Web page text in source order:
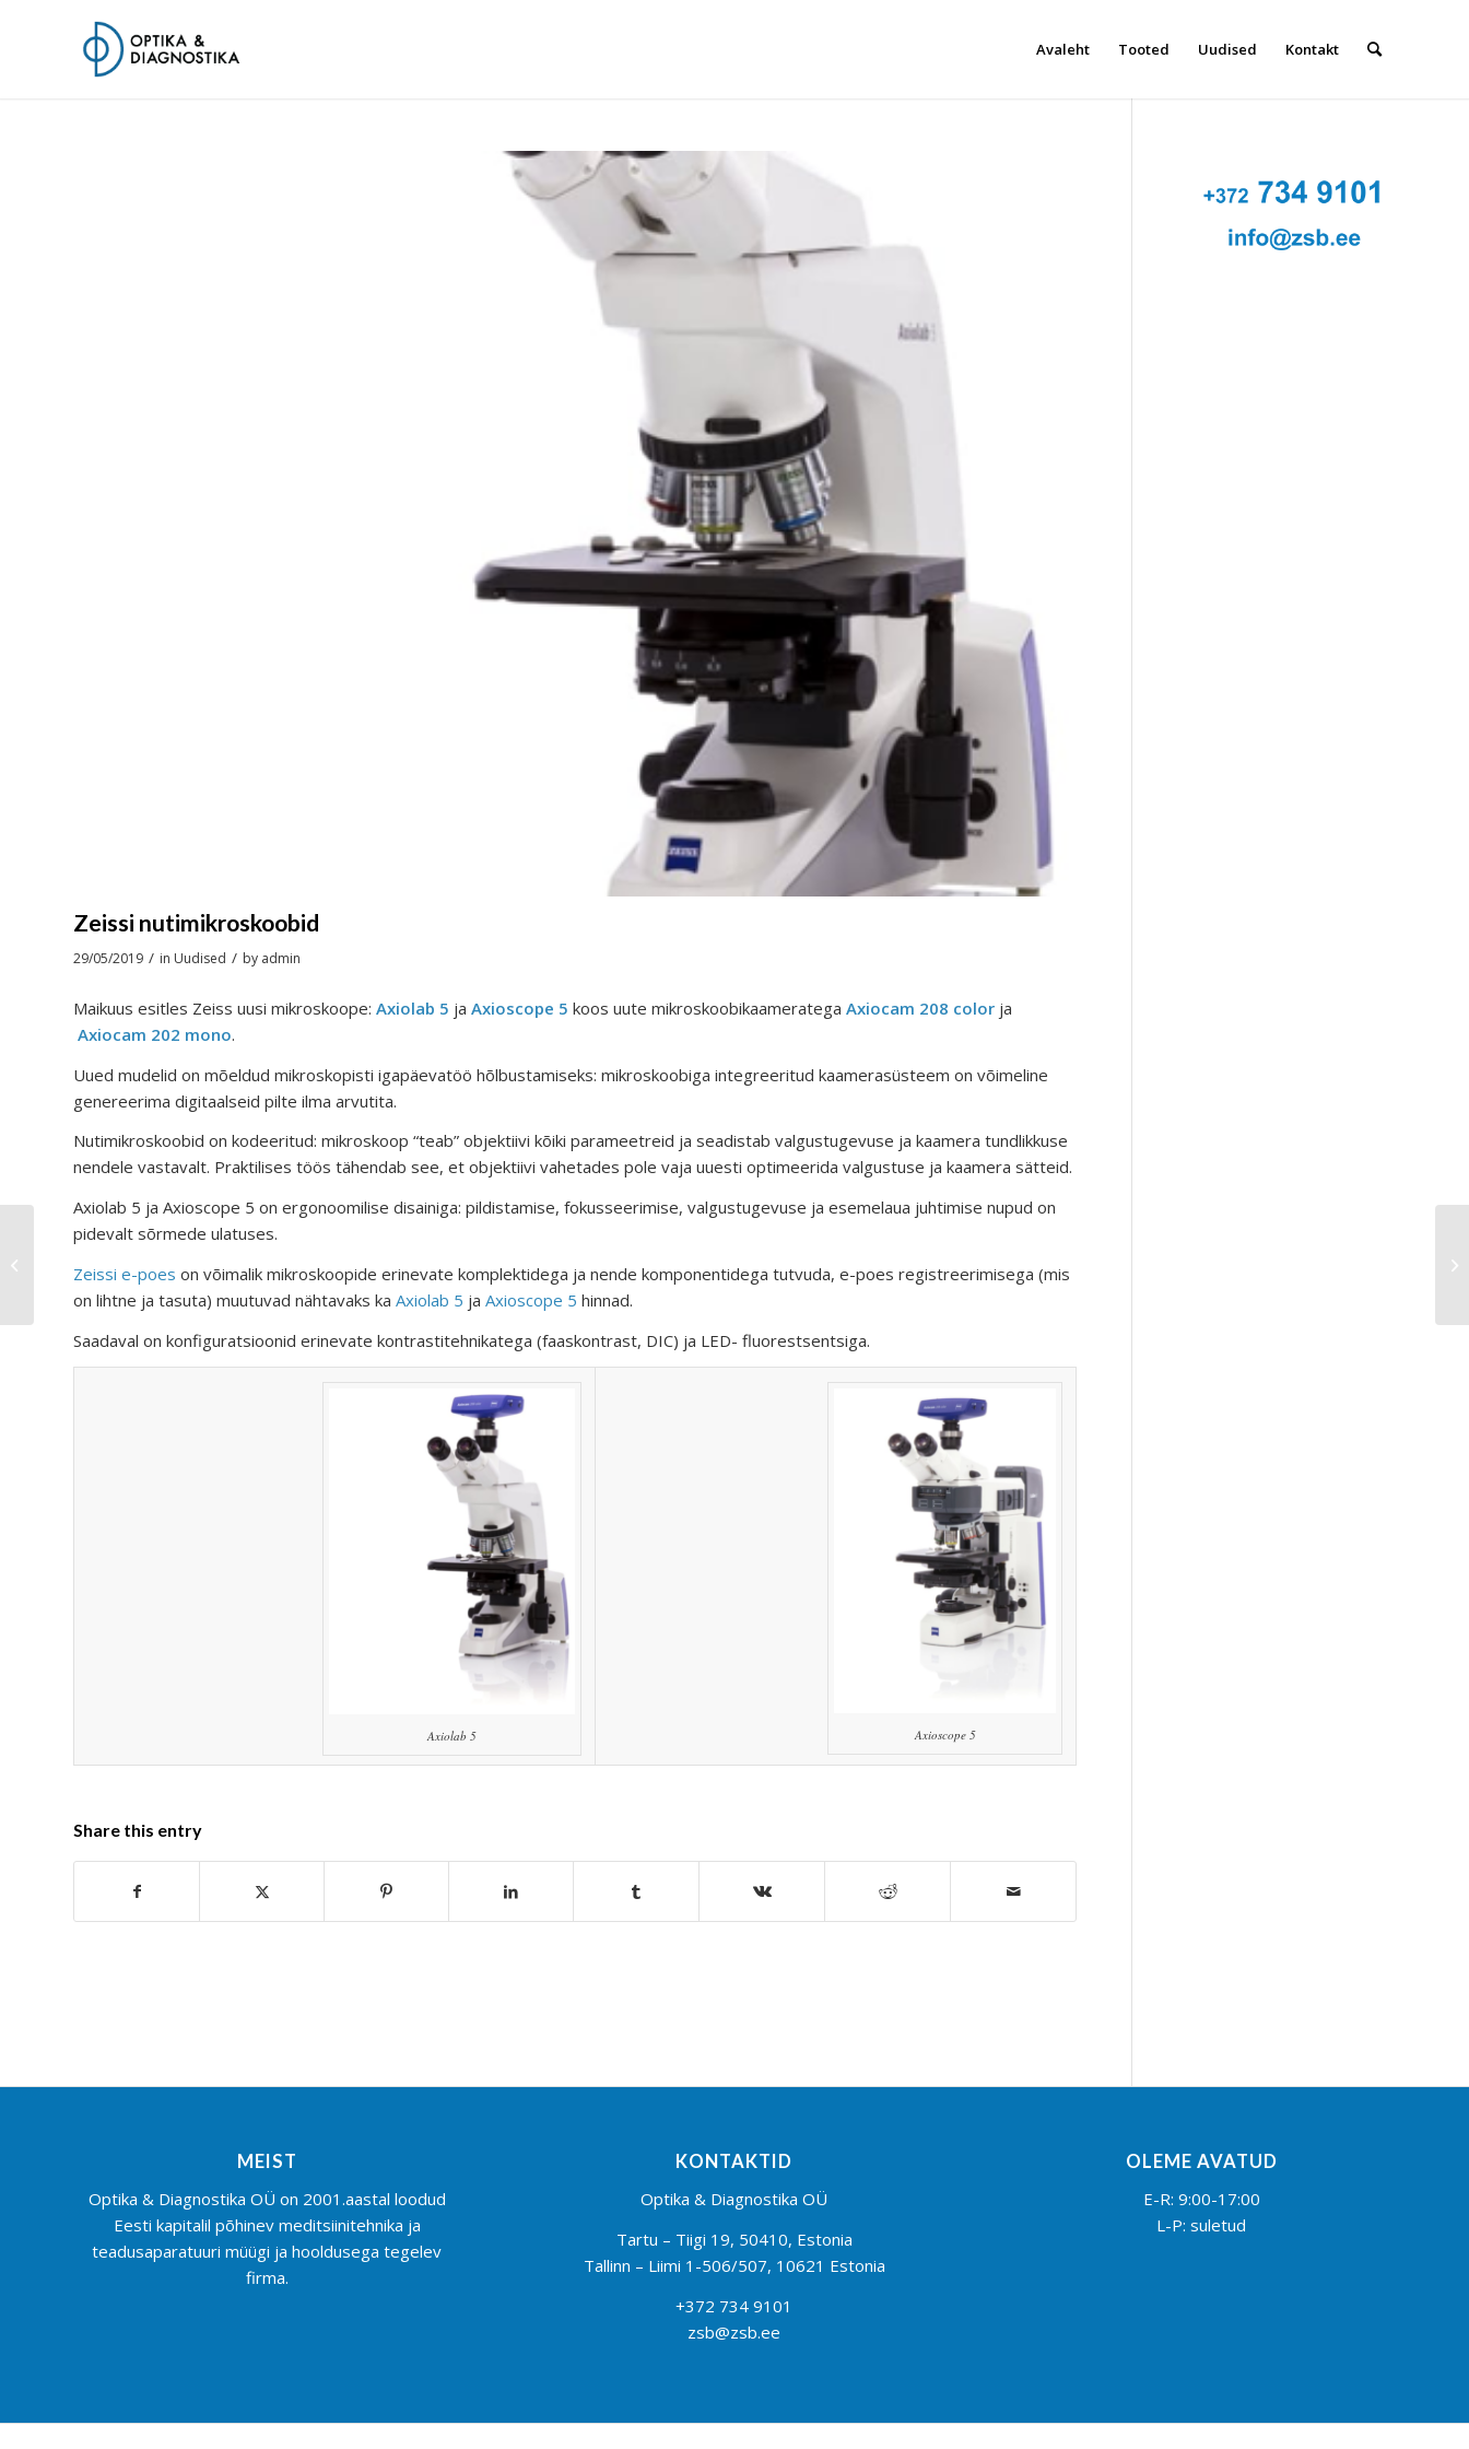
Avaleht Tooted Uudised Kontakt
Zeissi nutimikroskoobid
29/05/2019 / in Uudised / by admin
Maikuus esitles Zeiss uusi mikroskoope: Axiolab 5 ja Axioscope 5 koos uute mikroskoobikaameratega Axiocam 208 color ja
Axiocam 202 mono.
Uued mudelid on mõeldud mikroskopisti igapäevatöö hõlbustamiseks: mikroskoobiga integreeritud kaamerasüsteem on võimeline
genereerima digitaalseid pilte ilma arvutita.
Nutimikroskoobid on kodeeritud: mikroskoop “teab” objektiivi kõiki parameetreid ja seadistab valgustugevuse ja kaamera tundlikkuse
nendele vastavalt. Praktilises töös tähendab see, et objektiivi vahetades pole vaja uuesti optimeerida valgustuse ja kaamera sätteid.
Axiolab 5 ja Axioscope 5 on ergonoomilise disainiga: pildistamise, fokusseerimise, valgustugevuse ja esemelaua juhtimise nupud on
pidevalt sõrmede ulatuses.
Zeissi e-poes on võimalik mikroskoopide erinevate komplektidega ja nende komponentidega tutvuda, e-poes registreerimisega (mis
on lihtne ja tasuta) muutuvad nähtavaks ka Axiolab 5 ja Axioscope 5 hinnad.
Saadaval on konfiguratsioonid erinevate kontrastitehnikatega (faaskontrast, DIC) ja LED- fluorestsentsiga.
Axiolab 5 Axioscope 5
Share this entry
MEIST
Optika & Diagnostika OÜ on 2001.aastal loodud
Eesti kapitalil põhinev meditsiinitehnika ja
teadusaparatuuri müügi ja hooldusega tegelev
firma.
KONTAKTID
Optika & Diagnostika OÜ
Tartu – Tiigi 19, 50410, Estonia
Tallinn – Liimi 1-506/507, 10621 Estonia
+372 734 9101
zsb@zsb.ee
OLEME AVATUD
E-R: 9:00-17:00
L-P: suletud